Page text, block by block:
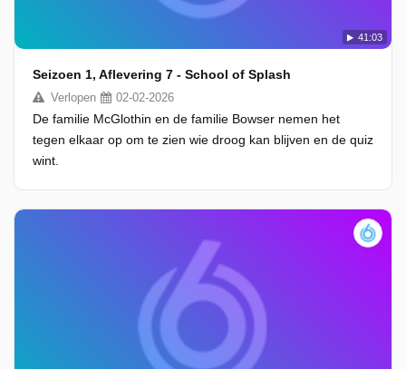
41:03
Seizoen 1, Aflevering 7 - School of Splash
Verlopen 02-02-2026
De familie McGlothin en de familie Bowser nemen het
tegen elkaar op om te zien wie droog kan blijven en de quiz
wint.